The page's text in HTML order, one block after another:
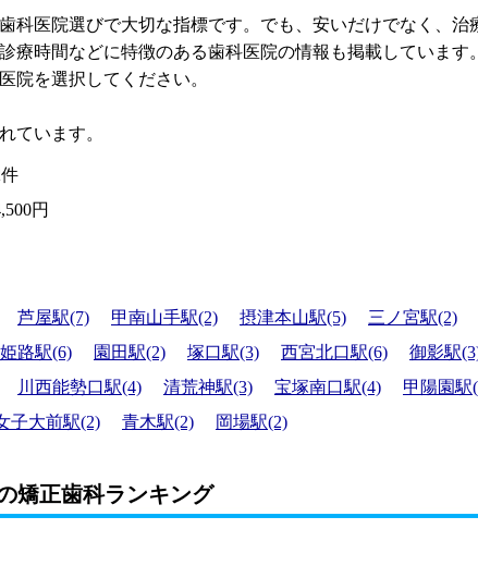
科医院選びで大切な指標です。でも、安いだけでなく、治
療時間などに特徴のある歯科医院の情報も掲載しています
院を選択してください。
ています。
円
芦屋駅(7) 甲南山手駅(2) 摂津本山駅(5) 三ノ宮駅(2)
姫路駅(6) 園田駅(2) 塚口駅(3) 西宮北口駅(6)
御影駅
川西能勢口駅(4) 清荒神駅(3) 宝塚南口駅(4)
甲陽園駅
子大前駅(2) 青木駅(2) 岡場駅(2)
矯正歯科ランキング